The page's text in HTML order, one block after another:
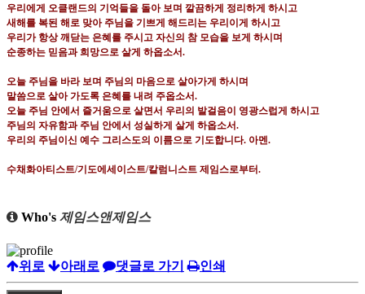
우리에게 오클랜드의 기억들을 돌아 보며 깔끔하게 정리하게 하시고
새해를 복된 해로 맞아 주님을 기쁘게 해드리는 우리이게 하시고
우리가 항상 깨닫는 은혜를 주시고 자신의 참 모습을 보게 하시며
순종하는 믿음과 희망으로 살게 하옵소서.
오늘 주님을 바라 보며 주님의 마음으로 살아가게 하시며
말씀으로 살아 가도록 은혜를 내려 주옵소서.
오늘 주님 안에서 즐거움으로 살면서 우리의 발걸음이 영광스럽게 하시고
주님의 자유함과 주님 안에서 성실하게 살게 하옵소서.
우리의 주님이신 예수 그리스도의 이름으로 기도합니다. 아멘.
수채화아티스트/기도에세이스트/칼럼니스트 제임스로부터.
Who's 제임스앤제임스
위로 아래로 댓글로 가기 인쇄